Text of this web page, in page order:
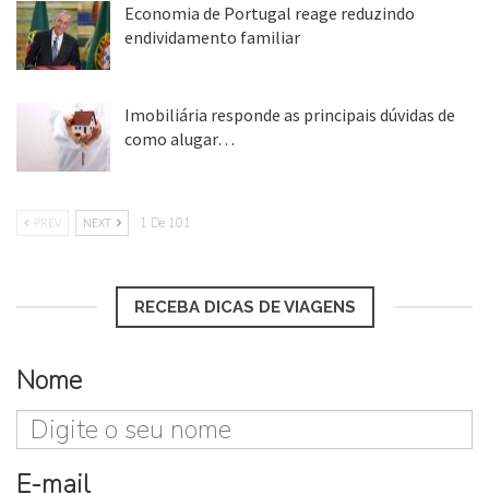
Economia de Portugal reage reduzindo
endividamento familiar
Imobiliária responde as principais dúvidas de
como alugar…
PREV NEXT 1 De 101
RECEBA DICAS DE VIAGENS
Nome
E-mail